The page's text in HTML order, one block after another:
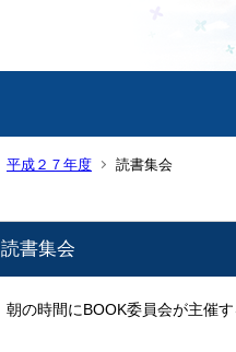
平成２７年度 読書集会
読書集会
朝の時間にBOOK委員会が主催